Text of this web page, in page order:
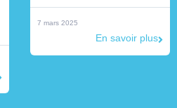
7 mars 2025
En savoir plus